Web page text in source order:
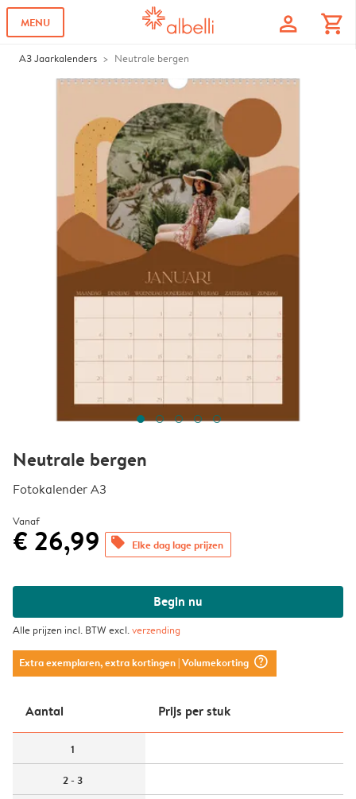
MENU profile shopping_cart
A3 Jaarkalenders Neutrale bergen
Neutrale bergen
Fotokalender A3
Vanaf
€ 26,99 offers Elke dag lage prijzen
Begin nu
Alle prijzen incl. BTW excl.verzending
Extra exemplaren, extra kortingen| Volumekorting question_mark_circle
Aantal Prijs per stuk
1
2 - 3